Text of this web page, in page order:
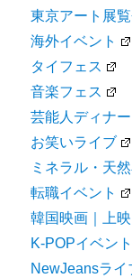
東京アート展
海外イベント
タイフェス
音楽フェス
芸能人ディナ
お笑いライブ
ミネラル・天
転職イベント
韓国映画｜上
K-POPイベント
NewJeansライ